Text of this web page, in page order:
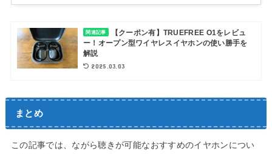
関連記事
【クーポン有】TRUEFREE O1をレビュ
ー！オープン型ワイヤレスイヤホンの使い勝手を
解説
2025.03.03
まとめ
この記事では、ながら聴きが可能なおすすめのイヤホンについ